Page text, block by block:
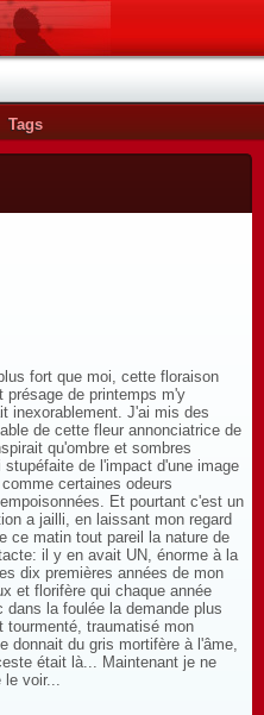
Tags
fort que moi, cette floraison
présage de printemps m'y
inexorablement. J'ai mis des
de cette fleur annonciatrice de
qu'ombre et sombres
de l'impact d'une image
certaines odeurs
empoisonnées. Et pourtant c'est un
a jailli, en laissant mon regard
ce matin tout pareil la nature de
il y en avait UN, énorme à la
dix premières années de mon
et florifère qui chaque année
la foulée la demande plus
tourmenté, traumatisé mon
donnait du gris mortifère à l'âme,
était là... Maintenant je ne
le voir...